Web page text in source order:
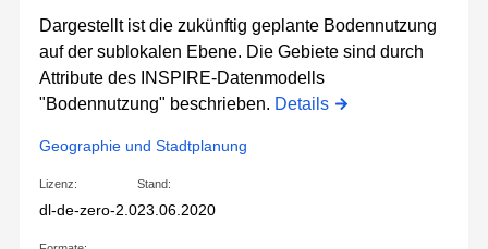
Dargestellt ist die zukünftig geplante Bodennutzung
auf der sublokalen Ebene. Die Gebiete sind durch
Attribute des INSPIRE-Datenmodells
"Bodennutzung" beschrieben. Details
Geographie und Stadtplanung
Lizenz:
dl-de-zero-2.0
Stand:
23.06.2020